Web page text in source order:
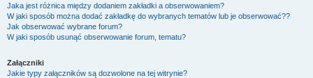
Jaka jest różnica między dodaniem zakładki a obserwowaniem?
W jaki sposób można dodać zakładkę do wybranych tematów lub je obserwować??
Jak obserwować wybrane forum?
W jaki sposób usunąć obserwowanie forum, tematu?
Załączniki
Jakie typy załączników są dozwolone na tej witrynie?